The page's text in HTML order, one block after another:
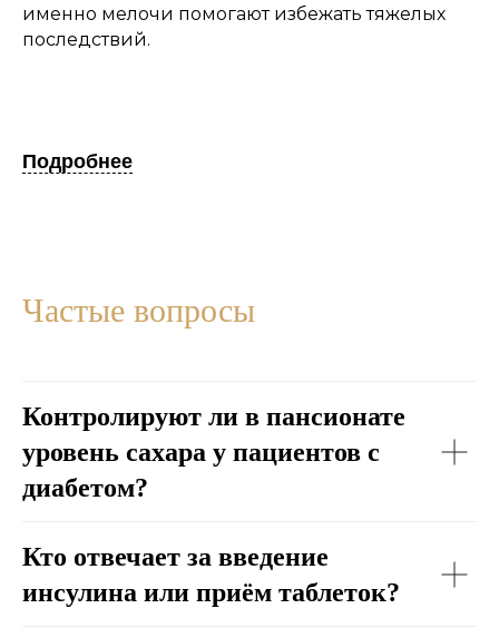
именно мелочи помогают избежать тяжелых
последствий.
Подробнее
Частые вопросы
Контролируют ли в пансионате
уровень сахара у пациентов с
диабетом?
Кто отвечает за введение
инсулина или приём таблеток?